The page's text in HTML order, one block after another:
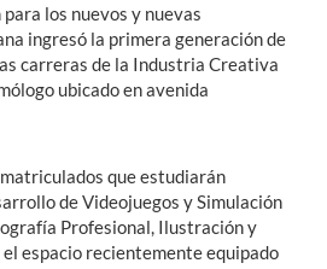
los nuevos y nuevas
ingresó la primera generación de
carreras de la Industria Creativa
ubicado en avenida
que estudiarán
de Videojuegos y Simulación
Profesional, Ilustración y
espacio recientemente equipado